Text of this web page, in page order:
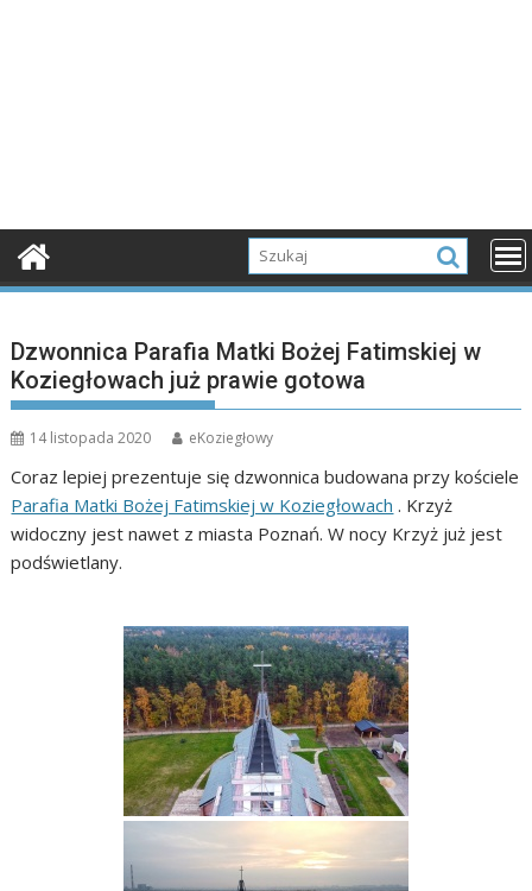
Dzwonnica Parafia Matki Bożej Fatimskiej w
Koziegłowach już prawie gotowa
14 listopada 2020 eKoziegłowy
Coraz lepiej prezentuje się dzwonnica budowana przy kościele
Parafia Matki Bożej Fatimskiej w Koziegłowach . Krzyż
widoczny jest nawet z miasta Poznań. W nocy Krzyż już jest
podświetlany.